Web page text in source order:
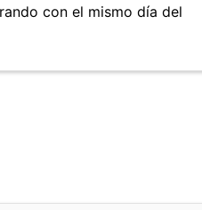
con el mismo día del